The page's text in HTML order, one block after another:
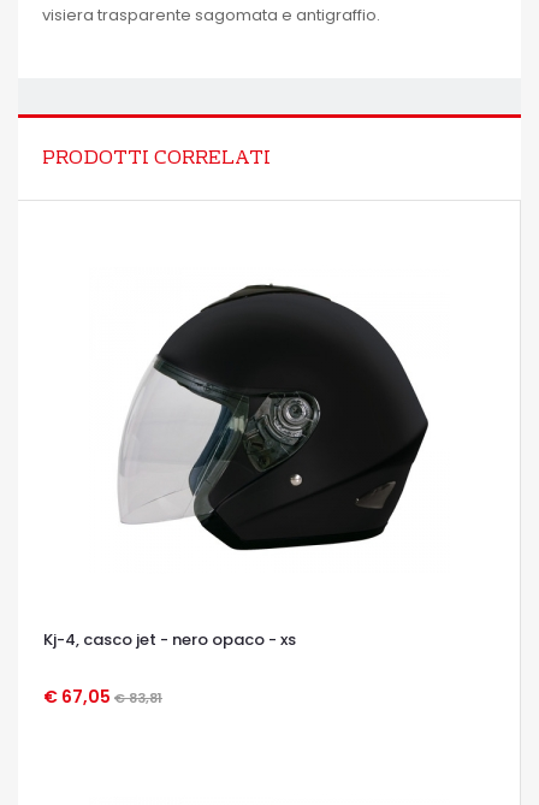
visiera trasparente sagomata e antigraffio.
PRODOTTI CORRELATI
Kj-4, casco jet - nero opaco - xs
€ 67,05 € 83,81
OCCHIATA VELOCE